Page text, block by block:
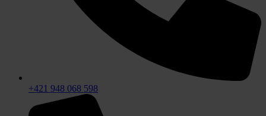
+421 948 068 598